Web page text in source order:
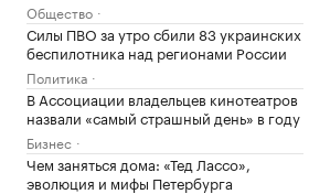
Общество
Силы ПВО за утро сбили 83 украинских
беспилотника над регионами России
Политика
В Ассоциации владельцев кинотеатров
назвали «самый страшный день» в году
Бизнес
Чем заняться дома: «Тед Лассо»,
эволюция и мифы Петербурга